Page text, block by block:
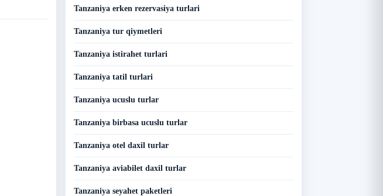
Tanzaniya erken rezervasiya turlari
Tanzaniya tur qiymetleri
Tanzaniya istirahet turlari
Tanzaniya tatil turlari
Tanzaniya ucuslu turlar
Tanzaniya birbasa ucuslu turlar
Tanzaniya otel daxil turlar
Tanzaniya aviabilet daxil turlar
Tanzaniya seyahet paketleri